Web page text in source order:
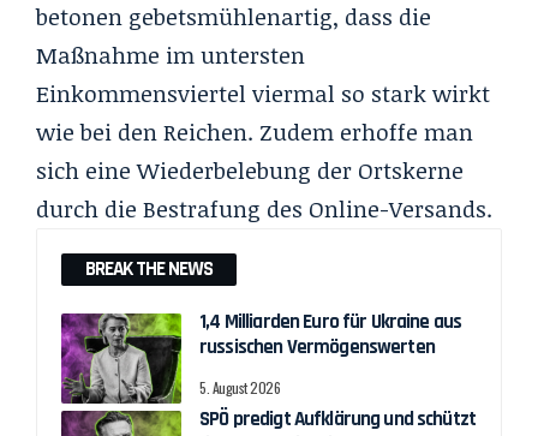
betonen gebetsmühlenartig, dass die
Maßnahme im untersten
Einkommensviertel viermal so stark wirkt
wie bei den Reichen. Zudem erhoffe man
sich eine Wiederbelebung der Ortskerne
durch die Bestrafung des Online-Versands.
BREAK THE NEWS
1,4 Milliarden Euro für Ukraine aus
russischen Vermögenswerten
5. August 2026
SPÖ predigt Aufklärung und schützt